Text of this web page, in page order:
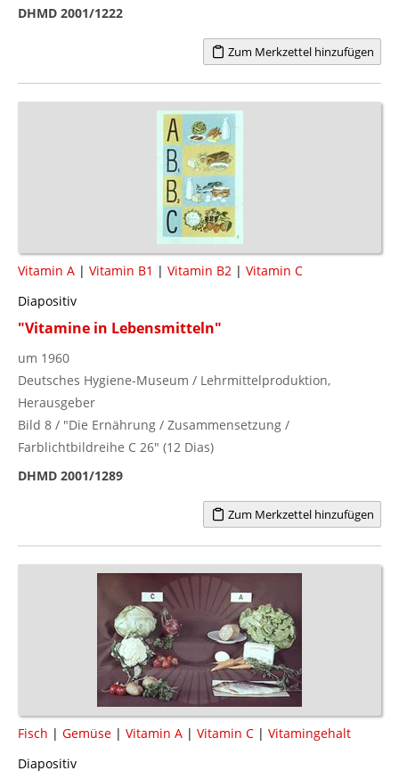
DHMD 2001/1222
Zum Merkzettel hinzufügen
Vitamin A | Vitamin B1 | Vitamin B2 | Vitamin C
Diapositiv
"Vitamine in Lebensmitteln"
um 1960
Deutsches Hygiene-Museum / Lehrmittelproduktion,
Herausgeber
Bild 8 / "Die Ernährung / Zusammensetzung /
Farblichtbildreihe C 26" (12 Dias)
DHMD 2001/1289
Zum Merkzettel hinzufügen
Fisch | Gemüse | Vitamin A | Vitamin C | Vitamingehalt
Diapositiv